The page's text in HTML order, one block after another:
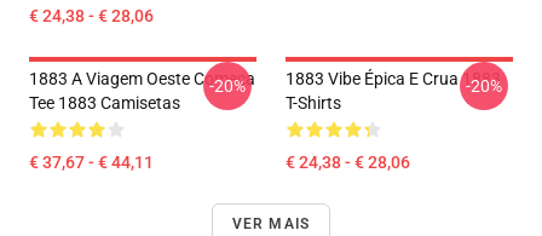
€ 24,38 - € 28,06
1883 A Viagem Oeste Começa
Tee 1883 Camisetas
€ 37,67 - € 44,11
-20%
1883 Vibe Épica E Crua 1883
T-Shirts
€ 24,38 - € 28,06
-20%
VER MAIS